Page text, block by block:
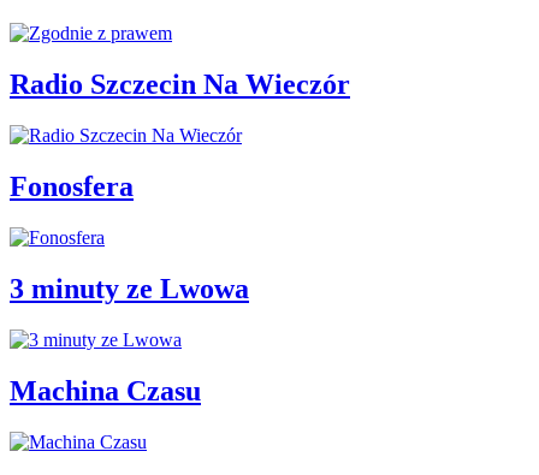
Radio Szczecin Na Wieczór
Fonosfera
3 minuty ze Lwowa
Machina Czasu